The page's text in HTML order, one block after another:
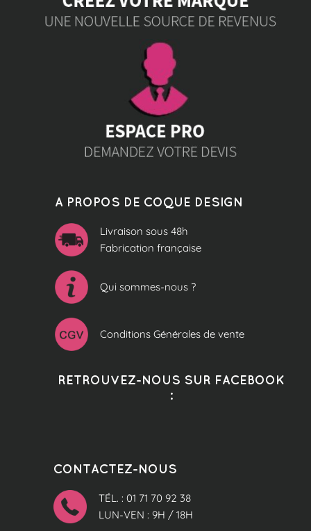
A PROPOS DE COQUE DESIGN
Livraison sous 48h
Fabrication française
Qui sommes-nous ?
Conditions Générales de vente
RETROUVEZ-NOUS SUR FACEBOOK
:
CONTACTEZ-NOUS
TÉL. : 01 71 70 92 38
LUN-VEN : 9H / 18H